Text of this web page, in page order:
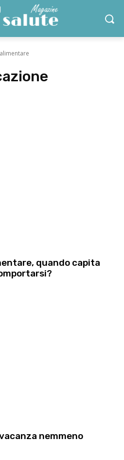
quando capita
nemmeno